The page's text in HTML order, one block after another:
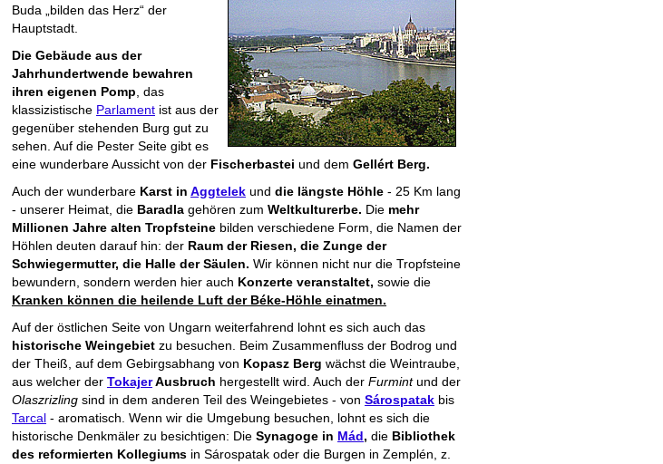
Buda „bilden das Herz“ der
Hauptstadt.
Die Gebäude aus der
Jahrhundertwende bewahren
ihren eigenen Pomp , das
klassizistische Parlament ist aus der
gegenüber stehenden Burg gut zu
sehen. Auf die Pester Seite gibt es
eine wunderbare Aussicht von der Fischerbastei und dem Gellért Berg.
Auch der wunderbare Karst in Aggtelek und die längste Höhle - 25 Km lang
- unserer Heimat, die Baradla gehören zum Weltkulturerbe. Die mehr
Millionen Jahre alten Tropfsteine bilden verschiedene Form, die Namen der
Höhlen deuten darauf hin: der Raum der Riesen, die Zunge der
Schwiegermutter, die Halle der Säulen. Wir können nicht nur die Tropfsteine
bewundern, sondern werden hier auch Konzerte veranstaltet, sowie die
Kranken können die heilende Luft der Béke-Höhle einatmen.
Auf der östlichen Seite von Ungarn weiterfahrend lohnt es sich auch das
historische Weingebiet zu besuchen. Beim Zusammenfluss der Bodrog und
der Theiß, auf dem Gebirgsabhang von Kopasz Berg wächst die Weintraube,
aus welcher der TokajerAusbruch hergestellt wird. Auch der Furmintund der
Olaszrizling sind in dem anderen Teil des Weingebietes - von Sárospatak bis
Tarcal - aromatisch. Wenn wir die Umgebung besuchen, lohnt es sich die
historische Denkmäler zu besichtigen: Die Synagoge in Mád, die Bibliothek
des reformierten Kollegiums in Sárospatak oder die Burgen in Zemplén, z.